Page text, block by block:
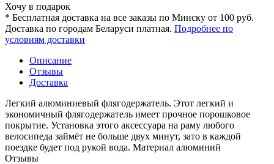
Хочу в подарок
* Бесплатная доставка на все заказы по Минску от 100 руб.
Доставка по городам Беларуси платная. Подробнее по
условиям доставки
Описание
Отзывы
Доставка
Легкий алюминиевый флягодержатель. Этот легкий и
экономичный флягодержатель имеет прочное порошковое
покрытие. Установка этого аксессуара на раму любого
велосипеда займёт не больше двух минут, зато в каждой
поездке будет под рукой вода. Материал алюминий
Отзывы